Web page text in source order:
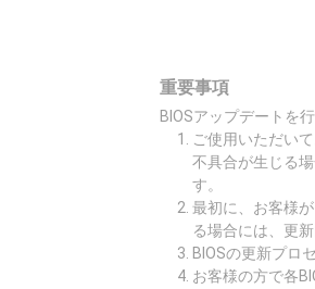
重要事項
BIOSアップデートを
ご使用いただい
不具合が生じる
す。
最初に、お客様
る場合には、更
BIOSの更新プロ
お客様の方で各